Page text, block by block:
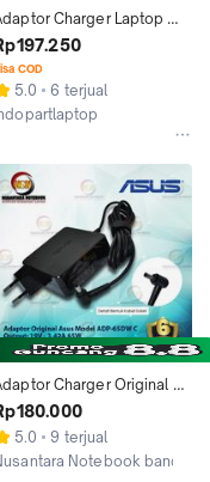
Charger Laptop
A456 A456U A456UR
X456U X456UQ
COD
5.0
6 terjual
Charger Original
ASUS A456 A456U
A456UR A456UQ
5.0
9 terjual
Notebook bandung